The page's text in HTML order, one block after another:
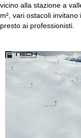
vicino alla stazione a
m², vari ostacoli
presto ai professionisti.